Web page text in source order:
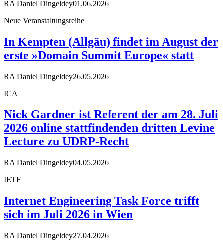
RA Daniel Dingeldey01.06.2026
Neue Veranstaltungsreihe
In Kempten (Allgäu) findet im August der
erste »Domain Summit Europe« statt
RA Daniel Dingeldey26.05.2026
ICA
Nick Gardner ist Referent der am 28. Juli
2026 online stattfindenden dritten Levine
Lecture zu UDRP-Recht
RA Daniel Dingeldey04.05.2026
IETF
Internet Engineering Task Force trifft
sich im Juli 2026 in Wien
RA Daniel Dingeldey27.04.2026